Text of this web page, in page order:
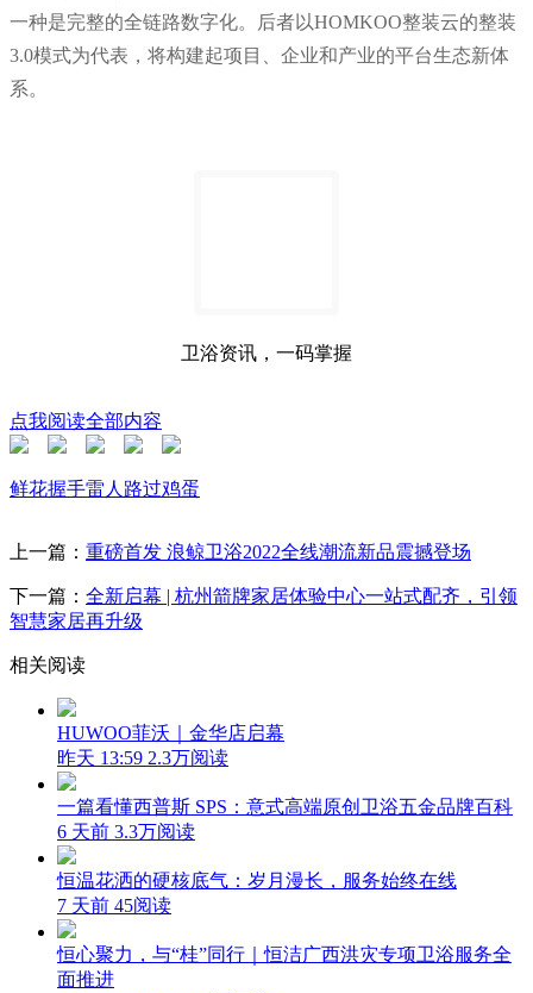
一种是完整的全链路数字化。后者以HOMKOO整装云的整装
3.0模式为代表，将构建起项目、企业和产业的平台生态新体
系。
卫浴资讯，一码掌握
点我阅读全部内容
鲜花握手雷人 路过鸡蛋
上一篇： 重磅首发 浪鲸卫浴2022全线潮流新品震撼登场
下一篇： 全新启幕 | 杭州箭牌家居体验中心一站式配齐，引领
智慧家居再升级
相关阅读
HUWOO菲沃｜金华店启幕
昨天 13:59 2.3万阅读
一篇看懂西普斯 SPS：意式高端原创卫浴五金品牌百科
6 天前 3.3万阅读
恒温花洒的硬核底气：岁月漫长，服务始终在线
7 天前 45阅读
恒心聚力，与“桂”同行｜恒洁广西洪灾专项卫浴服务全
面推进